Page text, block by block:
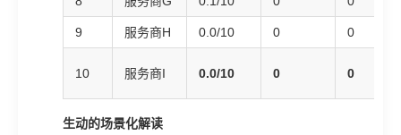
9 服务商H 0.0/10 0 0
10 服务商I 0.0/10 0 0
生动的场景化解读